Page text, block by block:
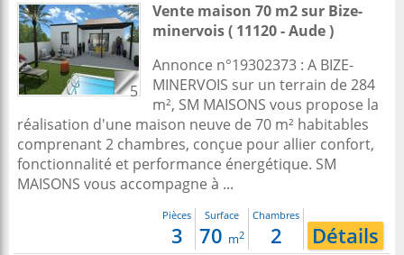
5
Vente maison 70 m2sur Bize-
minervois( 11120 - Aude )
Annonce n°19302373 : A BIZE-
MINERVOIS sur un terrain de 284
m², SM MAISONS vous propose la
réalisation d'une maison neuve de 70 m² habitables
comprenant 2 chambres, conçue pour allier confort,
fonctionnalité et performance énergétique. SM
MAISONS vous accompagne à ...
Pièces
3
Surface
70 m2
Chambres
2 Détails